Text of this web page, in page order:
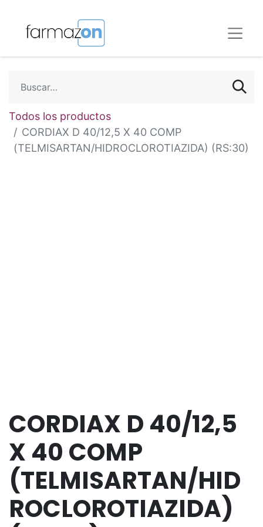
Todos los productos
CORDIAX D 40/12,5 X 40 COMP
(TELMISARTAN/HIDROCLOROTIAZIDA) (RS:30)
CORDIAX D 40/12,5
X 40 COMP
(TELMISARTAN/HID
ROCLOROTIAZIDA)